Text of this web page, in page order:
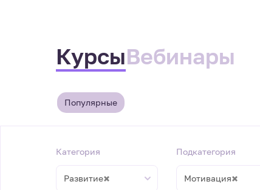
КурсыВебинары
Популярные
Категория
×
Развитие
Подкатегория
×
Мотивация